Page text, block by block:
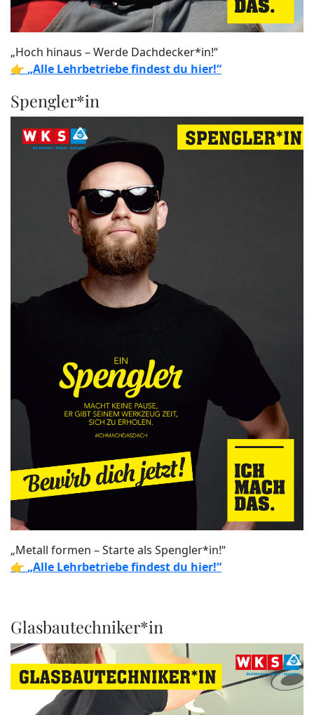
„Hoch hinaus – Werde Dachdecker*in!“
👉 „Alle Lehrbetriebe findest du hier!“
Spengler*in
„Metall formen – Starte als Spengler*in!“
👉 „Alle Lehrbetriebe findest du hier!“
Glasbautechniker*in